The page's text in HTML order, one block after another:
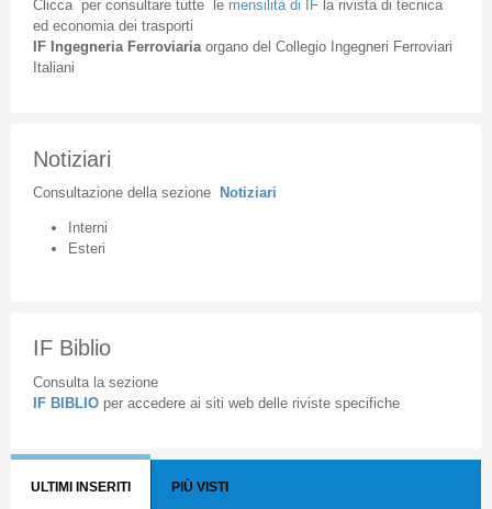
Cliccaper consultare tuttele mensilità di IFla rivista di tecnica
ed economia dei trasporti
IF Ingegneria Ferroviaria organodel Collegio Ingegneri Ferroviari
Italiani
Notiziari
Consultazione della sezione Notiziari
Interni
Esteri
IF Biblio
Consulta la sezione
IF BIBLIO per accedere ai siti web delle riviste specifiche
ULTIMI INSERITI PIÙ VISTI